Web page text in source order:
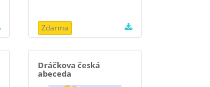
Zdarma
Dráčkova česká
abeceda